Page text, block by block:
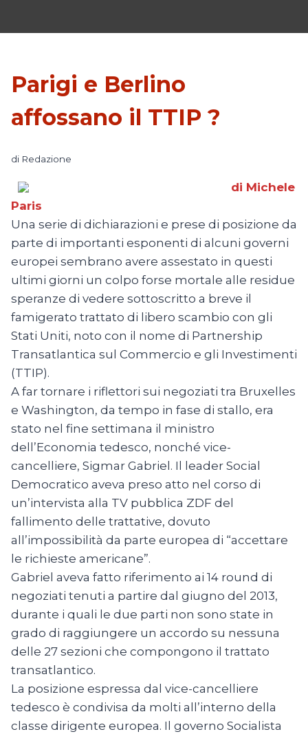
Parigi e Berlino
affossano il TTIP ?
di Redazione
di Michele
Paris
Una serie di dichiarazioni e prese di posizione da
parte di importanti esponenti di alcuni governi
europei sembrano avere assestato in questi
ultimi giorni un colpo forse mortale alle residue
speranze di vedere sottoscritto a breve il
famigerato trattato di libero scambio con gli
Stati Uniti, noto con il nome di Partnership
Transatlantica sul Commercio e gli Investimenti
(TTIP).
A far tornare i riflettori sui negoziati tra Bruxelles
e Washington, da tempo in fase di stallo, era
stato nel fine settimana il ministro
dell’Economia tedesco, nonché vice-
cancelliere, Sigmar Gabriel. Il leader Social
Democratico aveva preso atto nel corso di
un’intervista alla TV pubblica ZDF del
fallimento delle trattative, dovuto
all’impossibilità da parte europea di “accettare
le richieste americane”.
Gabriel aveva fatto riferimento ai 14 round di
negoziati tenuti a partire dal giugno del 2013,
durante i quali le due parti non sono state in
grado di raggiungere un accordo su nessuna
delle 27 sezioni che compongono il trattato
transatlantico.
La posizione espressa dal vice-cancelliere
tedesco è condivisa da molti all’interno della
classe dirigente europea. Il governo Socialista